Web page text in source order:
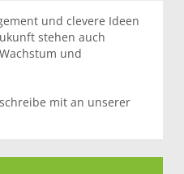
und clevere Ideen
stehen auch
und
mit an unserer